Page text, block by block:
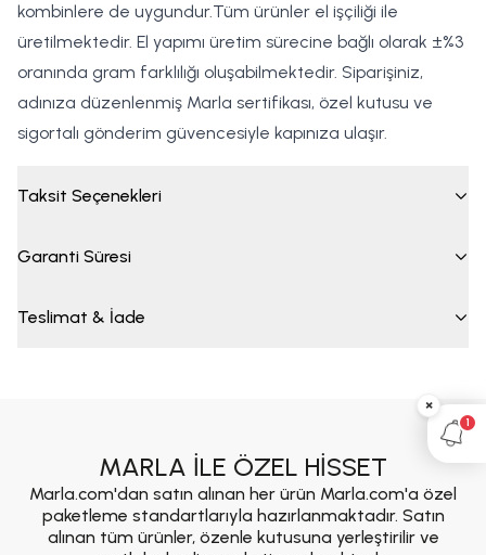
kombinlere de uygundur.Tüm ürünler el işçiliği ile
üretilmektedir. El yapımı üretim sürecine bağlı olarak ±%3
oranında gram farklılığı oluşabilmektedir. Siparişiniz,
adınıza düzenlenmiş Marla sertifikası, özel kutusu ve
sigortalı gönderim güvencesiyle kapınıza ulaşır.
Taksit Seçenekleri
Garanti Süresi
Teslimat & İade
MARLA İLE ÖZEL HİSSET
Marla.com'dan satın alınan her ürün Marla.com'a özel
paketleme standartlarıyla hazırlanmaktadır. Satın
alınan tüm ürünler, özenle kutusuna yerleştirilir ve
×
1